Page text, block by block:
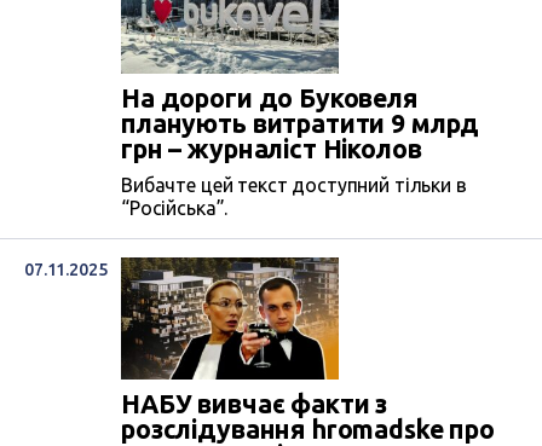
На дороги до Буковеля
планують витратити 9 млрд
грн – журналіст Ніколов
Вибачте цей текст доступний тільки в
“Російська”.
07.11.2025
НАБУ вивчає факти з
розслідування hromadske про